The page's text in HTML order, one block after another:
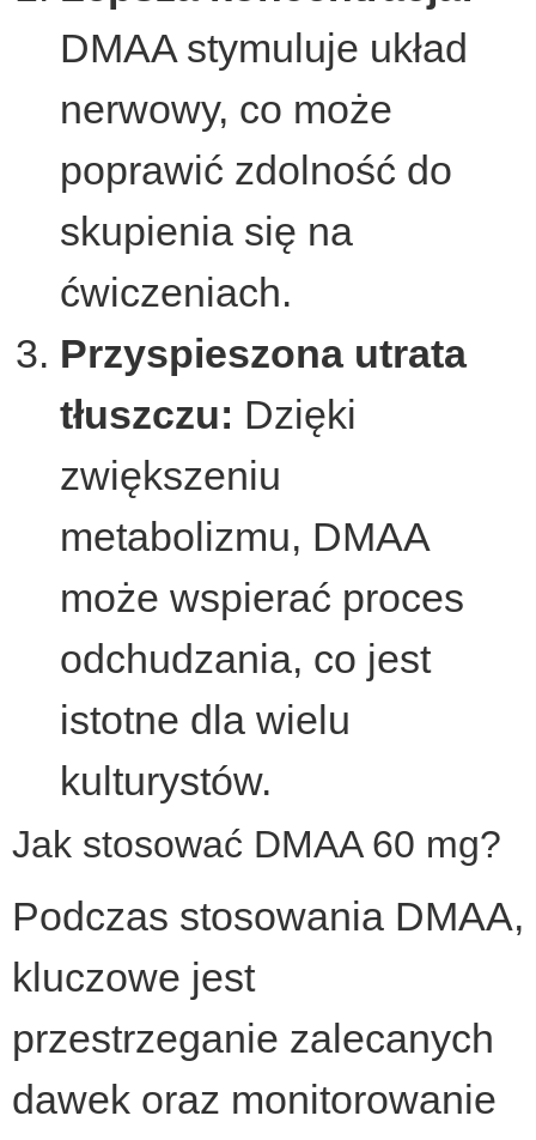
DMAA stymuluje układ
nerwowy, co może
poprawić zdolność do
skupienia się na
ćwiczeniach.
Przyspieszona utrata
tłuszczu: Dzięki
zwiększeniu
metabolizmu, DMAA
może wspierać proces
odchudzania, co jest
istotne dla wielu
kulturystów.
Jak stosować DMAA 60 mg?
Podczas stosowania DMAA,
kluczowe jest
przestrzeganie zalecanych
dawek oraz monitorowanie